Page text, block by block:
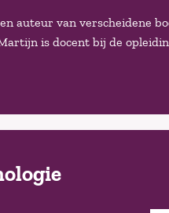
auteur van verscheidene
is docent bij de